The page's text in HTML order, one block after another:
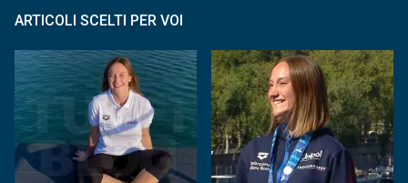
ARTICOLI SCELTI PER VOI